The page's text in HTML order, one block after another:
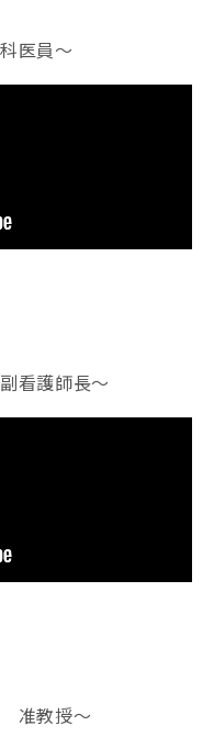
医員～
護師長～
准教授～